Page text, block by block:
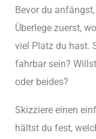
Bevor du
Überlege zuerst,
viel Platz du hast.
fahrbar sein?
oder beides?
Skizziere einen
hältst du fest,